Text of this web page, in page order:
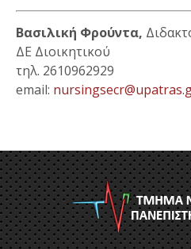
Βασιλική Φρούντα,
ΔΕ Διοικητικού
τηλ. 2610962929
email: